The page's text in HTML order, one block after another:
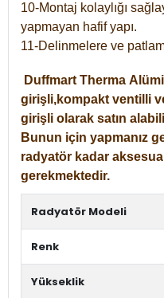
10-Montaj kolaylığı
yapmayan hafif yapı.
11-Delinmelere ve
Duffmart Therma
girişli,kompakt ventilli
girişli olarak satın
Bunun için yapmanız
radyatör kadar aksesuar
gerekmektedir.
Radyatör Modeli
Renk
Yükseklik